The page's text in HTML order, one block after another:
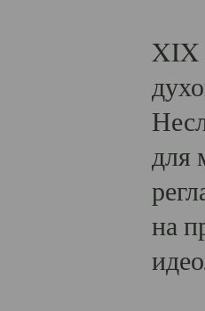
XIX
для
на